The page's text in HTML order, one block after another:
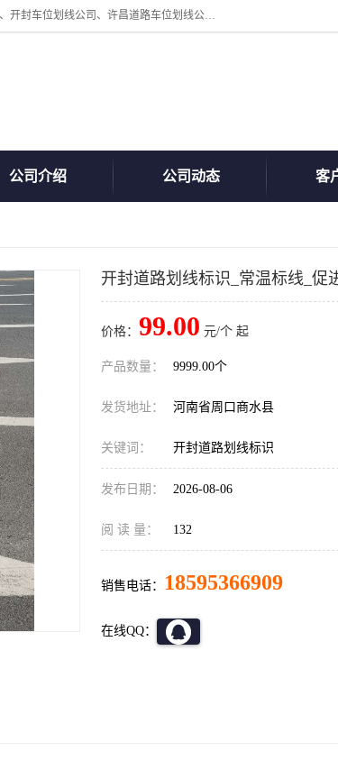
周口中为交通设施工程有限公司是一家洛阳道路划线公司、郑州道路划线公司、平顶山道路车位划线公司、开封车位划线公司、许昌道路车位划线公司、漯河道路车位划线公司，公司始终坚持“诚信、匠心、专注”的宗旨；我们的经营理念是：的服务。
公司介绍 公司动态 客
开封道路划线标识_常温标线_促
价格： 99.00 元/个 起
产品数量： 9999.00个
发货地址： 河南省周口商水县
关键词： 开封道路划线标识
发布日期： 2026-08-06
阅 读 量： 132
销售电话： 18595366909
在线QQ：